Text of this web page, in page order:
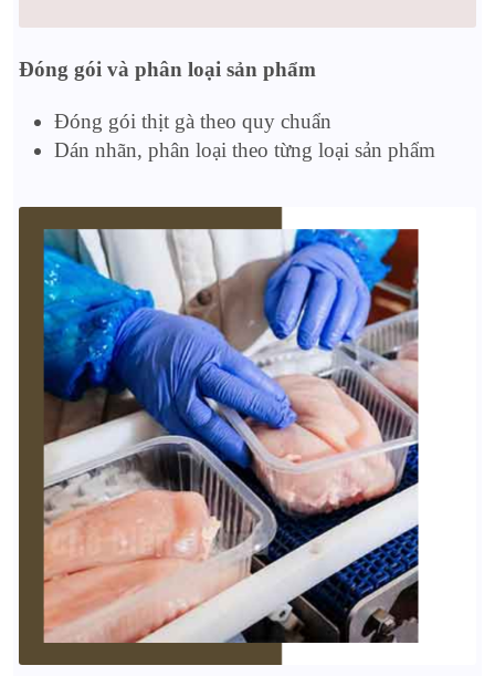
Đóng gói và phân loại sản phẩm
Đóng gói thịt gà theo quy chuẩn
Dán nhãn, phân loại theo từng loại sản phẩm